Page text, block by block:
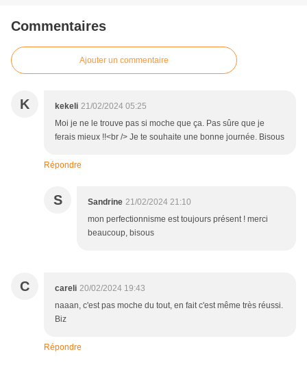
Commentaires
Ajouter un commentaire
K kekeli 21/02/2024 05:25
Moi je ne le trouve pas si moche que ça. Pas sûre que je
ferais mieux !!<br /> Je te souhaite une bonne journée. Bisous
Répondre
S Sandrine 21/02/2024 21:10
mon perfectionnisme est toujours présent ! merci
beaucoup, bisous
C careli 20/02/2024 19:43
naaan, c'est pas moche du tout, en fait c'est même très réussi.
Biz
Répondre